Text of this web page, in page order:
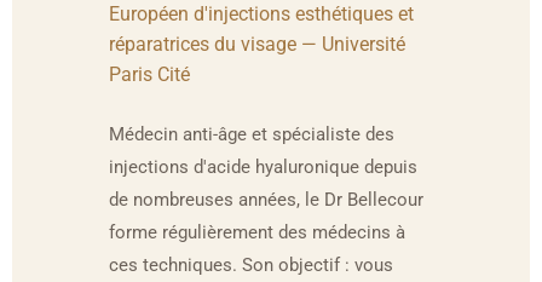
Européen d'injections esthétiques et
réparatrices du visage — Université
Paris Cité
Médecin anti-âge et spécialiste des
injections d'acide hyaluronique depuis
de nombreuses années, le Dr Bellecour
forme régulièrement des médecins à
ces techniques. Son objectif : vous